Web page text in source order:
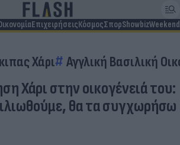
ΕπιχειρήσειςΚόσμοςΣπορShowbizWeekend
Χάρι Αγγλική Βασιλική
Χάρι στην οικογένειά του:
θα τα συγχωρήσω